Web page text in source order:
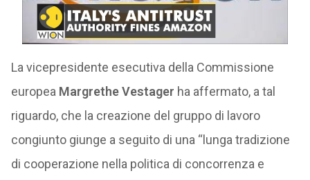
La vicepresidente esecutiva della Commissione
europea Margrethe Vestager ha affermato, a tal
riguardo, che la creazione del gruppo di lavoro
congiunto giunge a seguito di una “lunga tradizione
di cooperazione nella politica di concorrenza e